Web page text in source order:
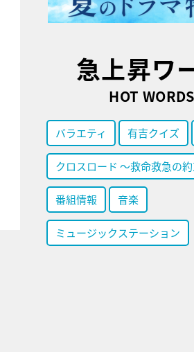
スキボタン
急上昇ワ
HOT WORDS
バラエティ 有吉クイズ
クロスロード ～救命救急の
番組情報 音楽
ミュージックステーション